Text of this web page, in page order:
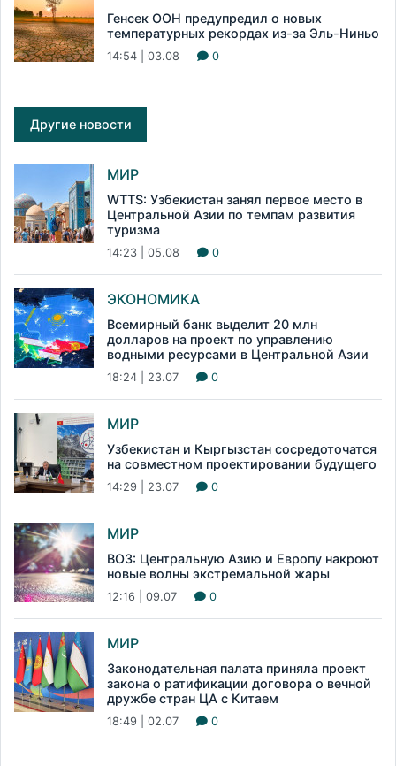
Генсек ООН предупредил о новых
температурных рекордах из-за Эль-Ниньо
14:54 | 03.08 0
Другие новости
МИР
WTTS: Узбекистан занял первое место в
Центральной Азии по темпам развития
туризма
14:23 | 05.08 0
ЭКОНОМИКА
Всемирный банк выделит 20 млн
долларов на проект по управлению
водными ресурсами в Центральной Азии
18:24 | 23.07 0
МИР
Узбекистан и Кыргызстан сосредоточатся
на совместном проектировании будущего
14:29 | 23.07 0
МИР
ВОЗ: Центральную Азию и Европу накроют
новые волны экстремальной жары
12:16 | 09.07 0
МИР
Законодательная палата приняла проект
закона о ратификации договора о вечной
дружбе стран ЦА с Китаем
18:49 | 02.07 0